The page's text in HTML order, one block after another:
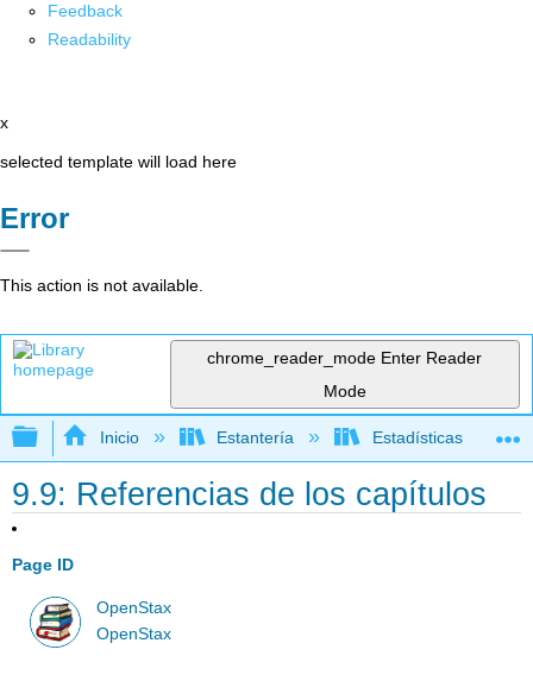
Feedback
Readability
x
selected template will load here
Error
This action is not available.
chrome_reader_mode Enter Reader
Mode
Expandir/contraer jerarquía global
Inicio Estantería Estadísticas
9.9: Referencias de los capítulos
Page ID
OpenStax
OpenStax